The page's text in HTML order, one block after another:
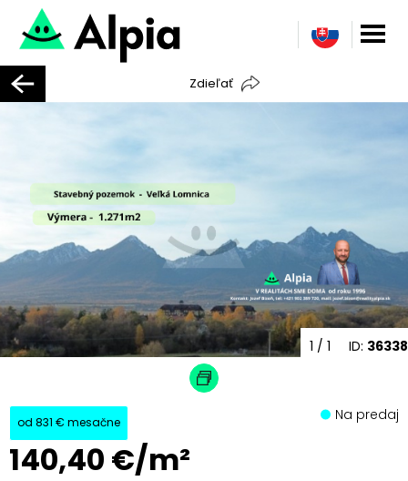
Zdieľať
ID: 36338
1 / 1
od 831 € mesačne
140,40 €/m²
Na predaj